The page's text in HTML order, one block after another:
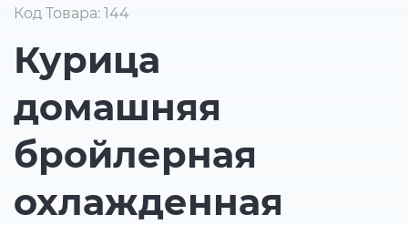
Код Товара: 144
Курица
домашняя
бройлерная
охлажденная